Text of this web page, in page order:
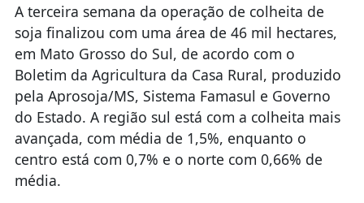
A terceira semana da operação de colheita de
soja finalizou com uma área de 46 mil hectares,
em Mato Grosso do Sul, de acordo com o
Boletim da Agricultura da Casa Rural, produzido
pela Aprosoja/MS, Sistema Famasul e Governo
do Estado. A região sul está com a colheita mais
avançada, com média de 1,5%, enquanto o
centro está com 0,7% e o norte com 0,66% de
média.